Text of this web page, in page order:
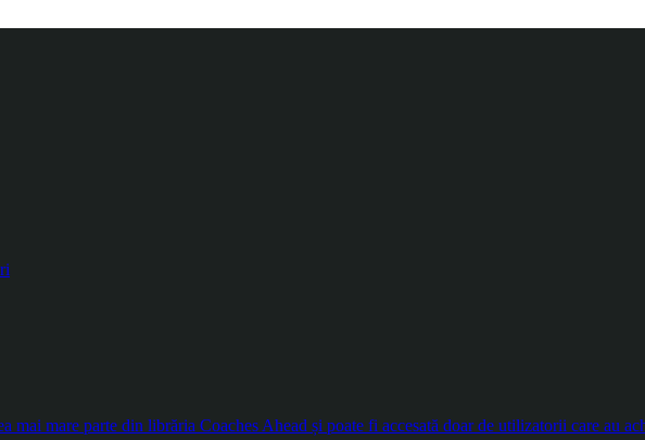
mai mare parte din librăria Coaches Ahead și poate fi accesată doar de utilizatorii care au